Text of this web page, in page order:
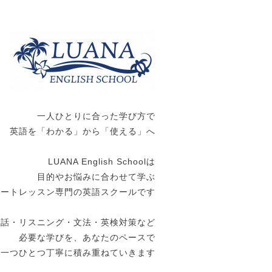
一人ひとりに合った学び方で
英語を「わかる」から「使える」へ
LUANA English Schoolは
目的やお悩みに合わせて学ぶ
トレッスン専門の英語スクールです
・リスニング・文法・英検対策など
必要な学びを、あなたのペースで
一つひとつ丁寧に積み重ねていきます